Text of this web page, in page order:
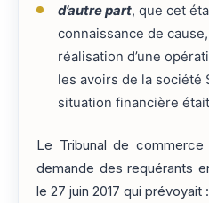
d’autre part, que cet
connaissance de
réalisation d’une
les avoirs de la société
situation financière
Le Tribunal de
demande des requérants
le 27 juin 2017 qui prévoyait :